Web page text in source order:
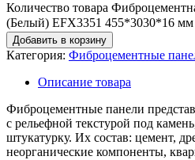
Количество товара
(Белый) EFX3351 455*3030*16 мм
Добавить в корзину
Категория: Фиброцементные
Описание товара
Фиброцементные панели
с рельефной текстурой под
штукатурку. Их состав: цемент,
неорганические компоненты,